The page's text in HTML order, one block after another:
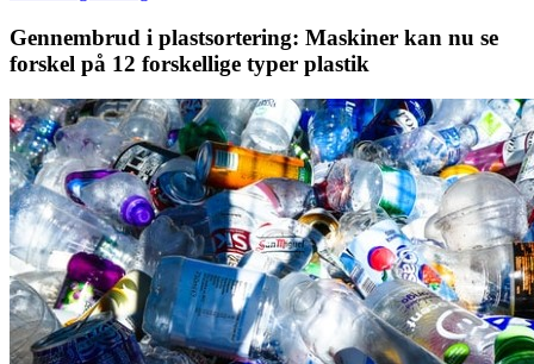
Gennembrud i plastsortering: Maskiner kan nu se
forskel på 12 forskellige typer plastik